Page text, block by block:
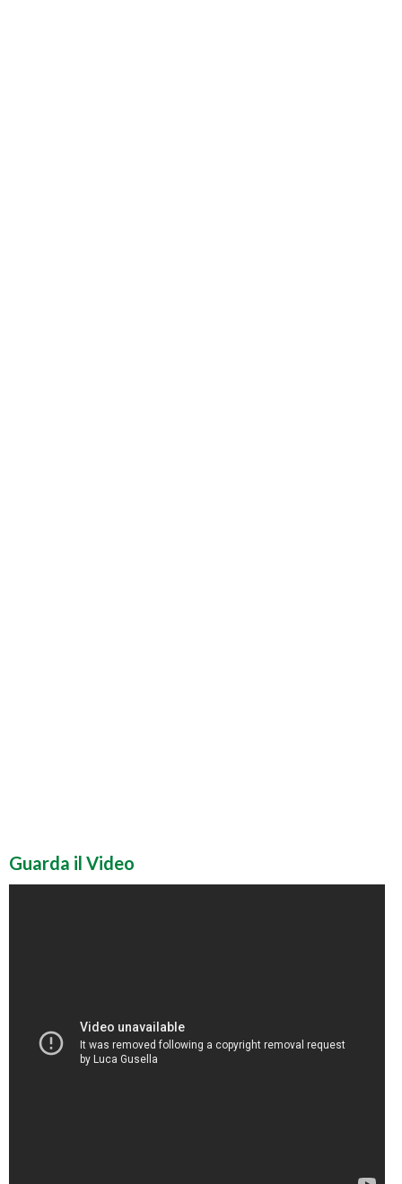
Guarda il Video